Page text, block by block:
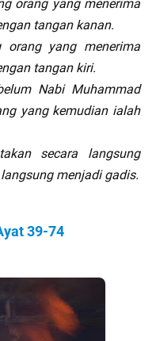
orang yang menerima
tangan kanan.
orang yang menerima
tangan kiri.
Nabi Muhammad
yang kemudian ialah
secara langsung
menjadi gadis.
39-74